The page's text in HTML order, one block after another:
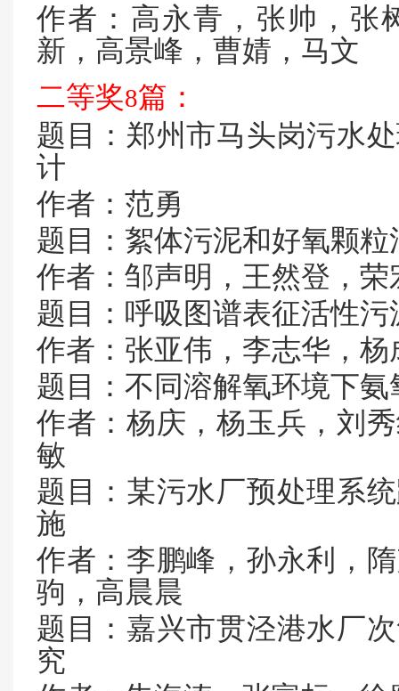
作者：高永青，张帅，张
新，高景峰，曹婧，马文
二等奖8篇：
题目：郑州市马头岗污水
计
作者：范勇
题目：絮体污泥和好氧颗
作者：邹声明，王然登，
题目：呼吸图谱表征活性
作者：张亚伟，李志华，
题目：不同溶解氧环境下
作者：杨庆，杨玉兵，刘
敏
题目：某污水厂预处理系
施
作者：李鹏峰，孙永利，
驹，高晨晨
题目：嘉兴市贯泾港水厂
究